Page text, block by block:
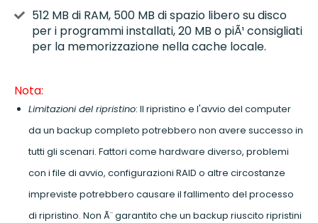
512 MB di RAM, 500 MB di spazio libero su disco
per i programmi installati, 20 MB o piÃ¹ consigliati
per la memorizzazione nella cache locale.
Nota:
Limitazioni del ripristino: Il ripristino e l'avvio del computer
da un backup completo potrebbero non avere successo in
tutti gli scenari. Fattori come hardware diverso, problemi
con i file di avvio, configurazioni RAID o altre circostanze
impreviste potrebbero causare il fallimento del processo
di ripristino. Non Ã¨ garantito che un backup riuscito ripristini